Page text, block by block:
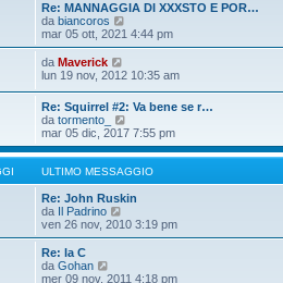
g
g
i
m
s
g
g
i
o
t
m
o
m
e
s
a
g
g
i
o
Re: MANNAGGIA DI XXXSTO E POR…
da biancoros
e
d
u
t
i
o
m
e
s
s
a
g
i
mar 05 ott, 2021 4:44 pm
da Maverick
e
i
u
l
t
i
m
o
m
e
s
s
a
lun 19 nov, 2012 10:35 am
Re: Squirrel #2: Va bene se r…
da tormento_
e
d
i
u
l
t
m
o
s
mar 05 dic, 2017 7:55 pm
ULTIMO MESSAGGIO
Re: John Ruskin
da Il Padrino
e
d
l
ven 26 nov, 2010 3:19 pm
Re: la C
da Gohan
e
mer 09 nov, 2011 4:18 pm